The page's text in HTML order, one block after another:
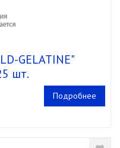
GELATINE"
шт.
Подробнее